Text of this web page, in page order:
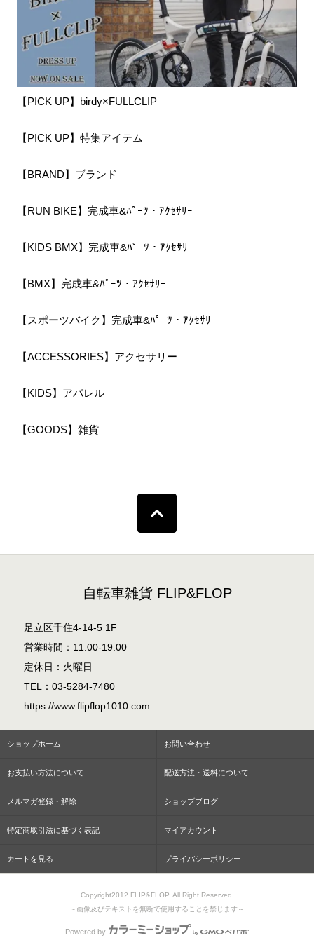
【PICK UP】birdy×FULLCLIP
【PICK UP】特集アイテム
【BRAND】ブランド
【RUN BIKE】完成車&ﾊﾟｰﾂ・ｱｸｾｻﾘｰ
【KIDS BMX】完成車&ﾊﾟｰﾂ・ｱｸｾｻﾘｰ
【BMX】完成車&ﾊﾟｰﾂ・ｱｸｾｻﾘｰ
【スポーツバイク】完成車&ﾊﾟｰﾂ・ｱｸｾｻﾘｰ
【ACCESSORIES】アクセサリー
【KIDS】アパレル
【GOODS】雑貨
自転車雑貨 FLIP&FLOP
足立区千住4-14-5 1F
営業時間：11:00-19:00
定休日：火曜日
TEL：03-5284-7480
https://www.flipflop1010.com
ショップホーム お問い合わせ
お支払い方法について 配送方法・送料について
メルマガ登録・解除 ショップブログ
特定商取引法に基づく表記 マイアカウント
カートを見る プライバシーポリシー
Copyright2012 FLIP&FLOP. All Right Reserved.
～画像及びテキストを無断で使用することを禁じます～
Powered by